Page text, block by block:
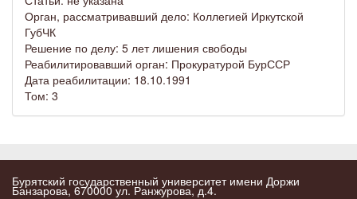
Орган, рассматривавший дело: Коллегией Иркутской
ГубЧК
Решение по делу: 5 лет лишения свободы
Реабилитировавший орган: Прокуратурой БурССР
Дата реабилитации: 18.10.1991
Том: 3
Бурятский государственный университет имени Доржи
Банзарова, 670000 ул. Ранжурова, д.4.